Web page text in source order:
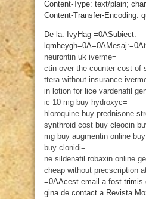
Content-Type: text/plain;
Content-Transfer-Encoding:
De la: IvyHag =0ASubiect:
lqmheygh=0A=0AMesaj:=0A
neurontin uk iverme=
ctin over the counter cost of
ttera without insurance
in lotion for lice vardenafil
ic 10 mg buy hydroxyc=
hloroquine buy prednisone
synthroid cost buy cleocin
mg buy augmentin online
buy clonidi=
ne sildenafil robaxin online
cheap without precscription
=0AAcest email a fost trimis
gina de contact a Revista